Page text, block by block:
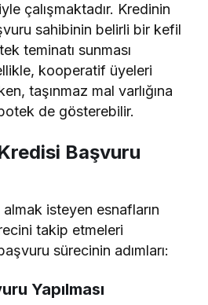
çalışmaktadır. Kredinin
sahibinin belirli bir kefil
teminatı sunması
kooperatif üyeleri
taşınmaz mal varlığına
de gösterebilir.
Başvuru
isteyen esnafların
takip etmeleri
sürecinin adımları:
Yapılması